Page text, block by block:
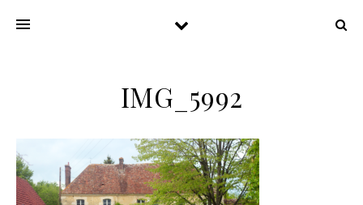
IMG_5992